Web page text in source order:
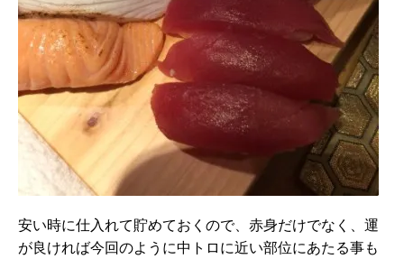
安い時に仕入れて貯めておくので、赤身だけでなく、運
が良ければ今回のように中トロに近い部位にあたる事も